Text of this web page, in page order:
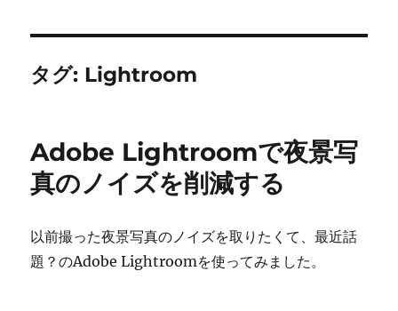
タグ: Lightroom
Adobe Lightroomで夜景写
真のノイズを削減する
以前撮った夜景写真のノイズを取りたくて、最近話
題？のAdobe Lightroomを使ってみました。